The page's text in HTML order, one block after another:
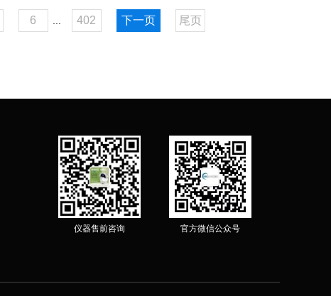
6 402 下一页 尾页
官方微信公众号
仪器售前咨询